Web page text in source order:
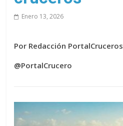
Enero 13, 2026
Por Redacción PortalCruceros
@PortalCrucero